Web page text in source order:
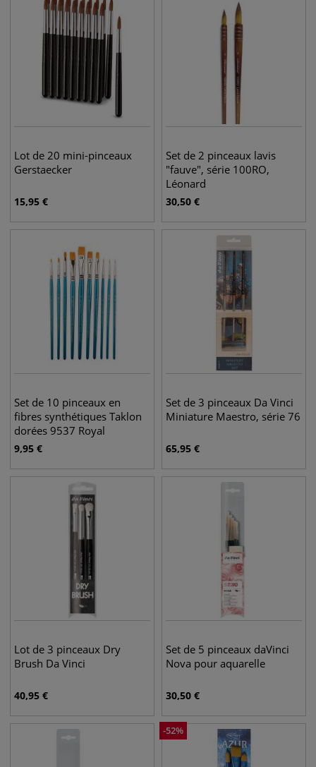
Lot de 20 mini-pinceaux
Gerstaecker
15,95 €
Set de 2 pinceaux lavis
"fauve", série 100RO,
Léonard
30,50 €
Set de 10 pinceaux en
fibres synthétiques Taklon
dorées 9537 Royal
Langnickel
9,95 €
Set de 3 pinceaux Da Vinci
Miniature Maestro, série 76
65,95 €
Lot de 3 pinceaux Dry
Brush Da Vinci
40,95 €
Set de 5 pinceaux daVinci
Nova pour aquarelle
30,50 €
-52%